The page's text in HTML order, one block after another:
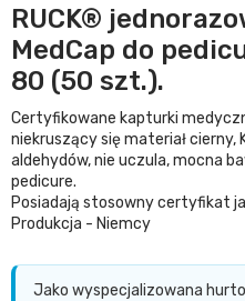
RUCK®
MedCap do
80 (50 szt.).
Certyfikowane kapturki
niekruszący się materiał cierny,
aldehydów, nie uczula, mocna
pedicure.
Posiadają stosowny certyfikat
Produkcja - Niemcy
Jako wyspecjalizowana